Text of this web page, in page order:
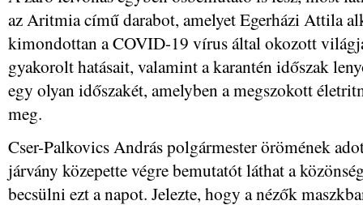
az Aritmia című darabot, amelyet Egerházi Attila
kimondottan a COVID-19 vírus által okozott
gyakorolt hatásait, valamint a karantén időszak
egy olyan időszakét, amelyben a megszokott
meg.
Cser-Palkovics András polgármester örömének
járvány közepette végre bemutatót láthat a
becsülni ezt a napot. Jelezte, hogy a nézők